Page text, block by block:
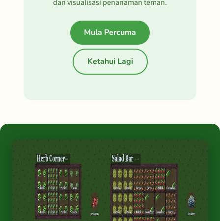
dan visualisasi penanaman teman.
Mula Percuma
Ketahui Lagi